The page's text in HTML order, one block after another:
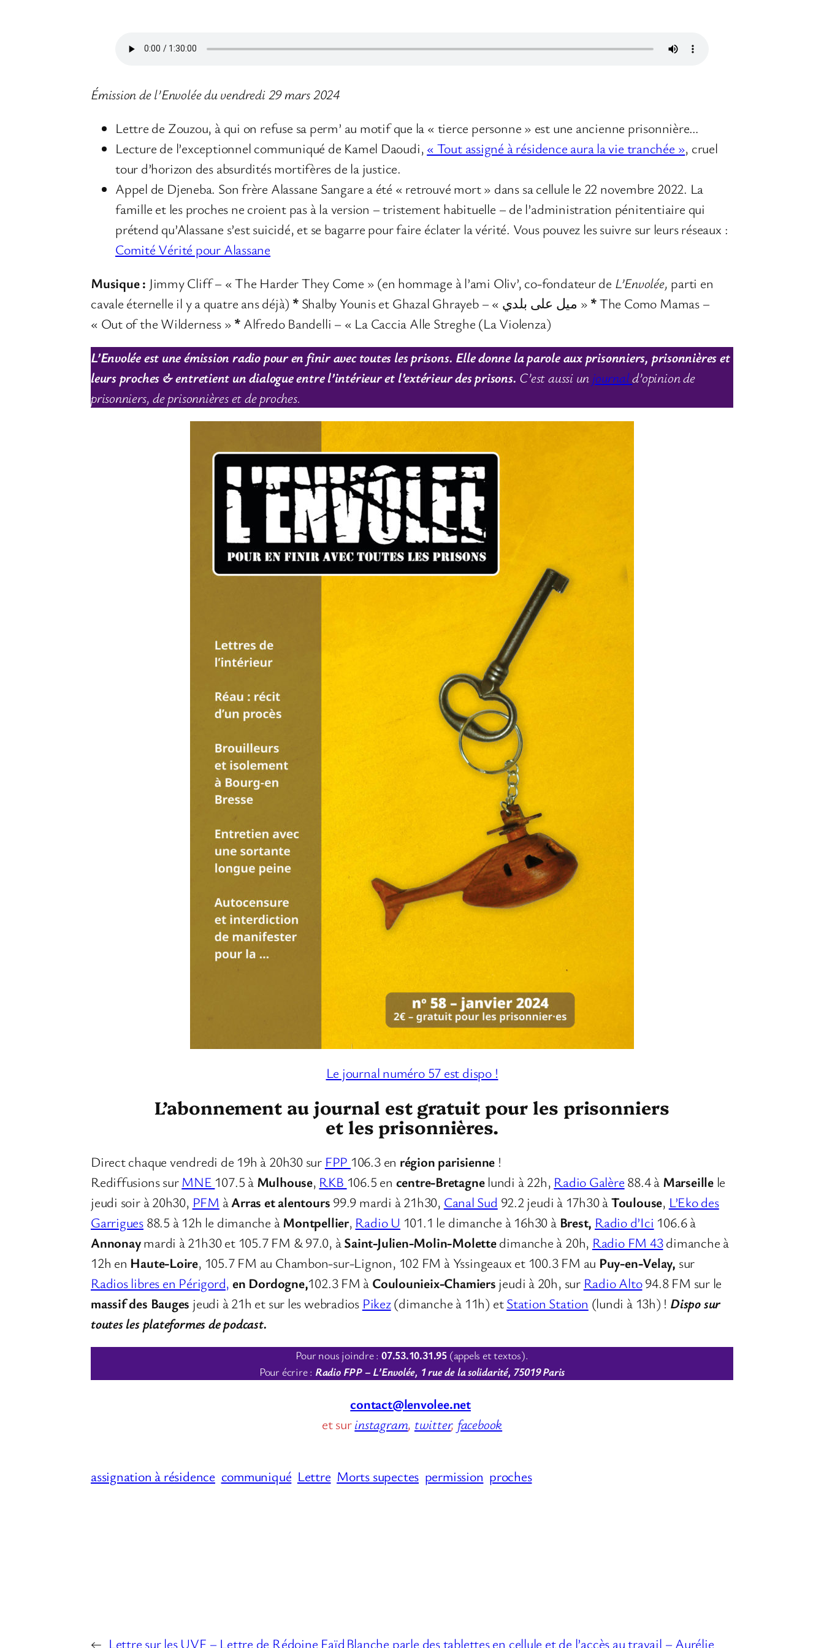
Émission de l’Envolée du vendredi 29 mars 2024
Lettre de Zouzou, à qui on refuse sa perm’ au motif que la « tierce personne » est une ancienne prisonnière…
Lecture de l’exceptionnel communiqué de Kamel Daoudi, « Tout assigné à résidence aura la vie tranchée », cruel
tour d’horizon des absurdités mortifères de la justice.
Appel de Djeneba. Son frère Alassane Sangare a été « retrouvé mort » dans sa cellule le 22 novembre 2022. La
famille et les proches ne croient pas à la version – tristement habituelle – de l’administration pénitentiaire qui
prétend qu’Alassane s’est suicidé, et se bagarre pour faire éclater la vérité. Vous pouvez les suivre sur leurs réseaux :
Comité Vérité pour Alassane
Musique : Jimmy Cliff – « The Harder They Come » (en hommage à l’ami Oliv’, co-fondateur de L’Envolée, parti en
cavale éternelle il y a quatre ans déjà) * Shalby Younis et Ghazal Ghrayeb – « ميل على بلدي » *The Como Mamas –
« Out of the Wilderness » * Alfredo Bandelli – « La Caccia Alle Streghe (La Violenza)
L’Envolée est une émission radio pour en finir avec toutes les prisons. Elle donne la parole aux prisonniers, prisonnières et
leurs proches & entretient un dialogue entre l’intérieur et l’extérieur des prisons. C’est aussi un journald’opinion de
prisonniers, de prisonnières et de proches.
Le journal numéro 57 est dispo !
L’abonnement au journal est gratuit pour les prisonniers
et les prisonnières.
Direct chaque vendredi de 19h à 20h30 sur FPP 106.3 en région parisienne !
Rediffusions sur MNE 107.5 à Mulhouse, RKB 106.5 en centre-Bretagnelundi à 22h, Radio Galère 88.4 à Marseille le
jeudi soir à 20h30, PFM à Arras et alentours 99.9 mardi à 21h30, Canal Sud 92.2 jeudi à 17h30 à Toulouse, L’Eko des
Garrigues 88.5 à 12h le dimanche à Montpellier, Radio U 101.1 le dimanche à 16h30 à Brest, Radio d’Ici 106.6 à
Annonaymardi à 21h30 et 105.7 FM & 97.0, à Saint-Julien-Molin-Molettedimanche à 20h, Radio FM 43dimanche à
12h en Haute-Loire, 105.7 FM au Chambon-sur-Lignon, 102 FM à Yssingeaux et 100.3 FM au Puy-en-Velay, sur
Radios libres en Périgord, en Dordogne,102.3 FM à Coulounieix-Chamiers jeudi à 20h, sur Radio Alto94.8 FM sur le
massif des Bauges jeudi à 21h et sur les webradios Pikez(dimanche à 11h) etStation Station (lundi à 13h) ! Dispo sur
toutes les plateformes de podcast.
Pour nous joindre : 07.53.10.31.95 (appels et textos).
Pour écrire : Radio FPP – L’Envolée, 1 rue de la solidarité, 75019 Paris
contact@lenvolee.net
et surinstagram, twitter, facebook
assignation à résidence communiqué Lettre Morts supectes permission proches
← Lettre sur les UVF – Lettre de Rédoine Faïd Blanche parle des tablettes en cellule et de l’accès au travail – Aurélie